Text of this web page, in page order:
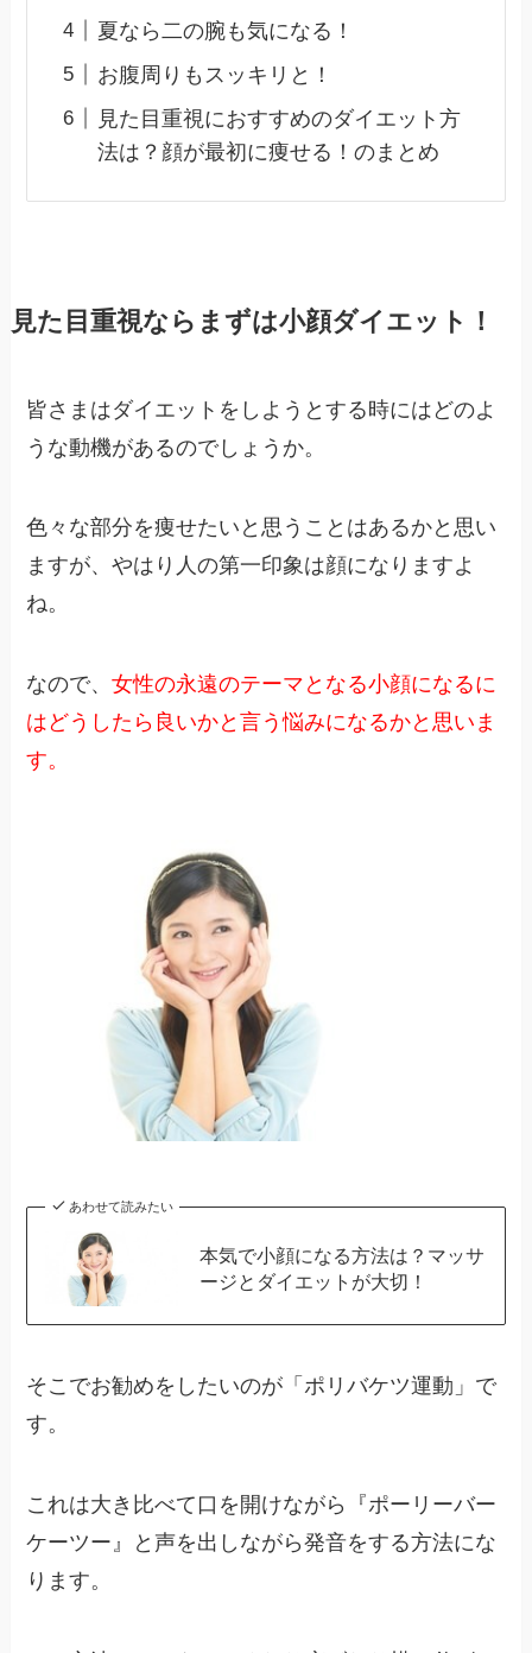
夏なら二の腕も気になる！
お腹周りもスッキリと！
見た目重視におすすめのダイエット方
法は？顔が最初に痩せる！のまとめ
見た目重視ならまずは小顔ダイエット！
皆さまはダイエットをしようとする時にはどのよ
うな動機があるのでしょうか。
色々な部分を痩せたいと思うことはあるかと思い
ますが、やはり人の第一印象は顔になりますよ
ね。
なので、女性の永遠のテーマとなる小顔になるに
はどうしたら良いかと言う悩みになるかと思いま
す。
あわせて読みたい
本気で小顔になる方法は？マッサ
ージとダイエットが大切！
そこでお勧めをしたいのが「ポリバケツ運動」で
す。
これは大き比べて口を開けながら『ポーリーバー
ケーツー』と声を出しながら発音をする方法にな
ります。